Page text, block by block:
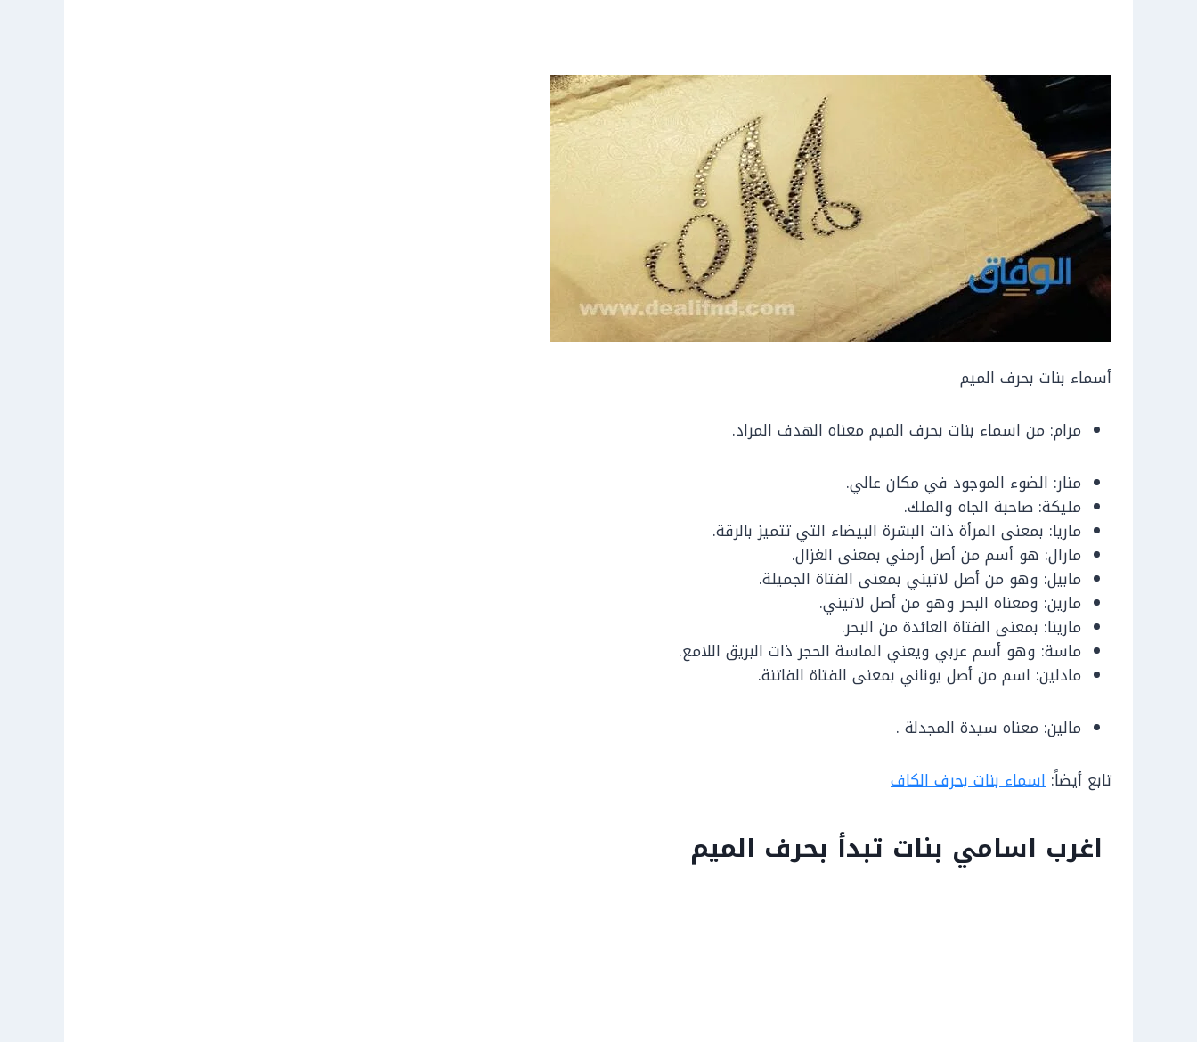
أسماء بنات بحرف الميم
مرام: من اسماء بنات بحرف الميم معناه الهدف المراد.
منار: الضوء الموجود في مكان عالي.
مليكة: صاحبة الجاه والملك.
ماريا: بمعنى المرأة ذات البشرة البيضاء التي تتميز بالرقة.
مارال: هو أسم من أصل أرمني بمعنى الغزال.
مابيل: وهو من أصل لاتيني بمعنى الفتاة الجميلة.
مارين: ومعناه البحر وهو من أصل لاتيني.
مارينا: بمعنى الفتاة العائدة من البحر.
ماسة: وهو أسم عربي ويعني الماسة الحجر ذات البريق اللامع.
مادلين: اسم من أصل يوناني بمعنى الفتاة الفاتنة.
مالين: معناه سيدة المجدلة .
تابع أيضاً: اسماء بنات بحرف الكاف
اغرب اسامي بنات تبدأ بحرف الميم